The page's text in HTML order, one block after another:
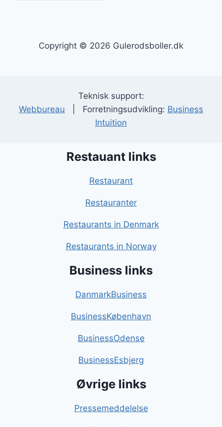
Copyright © 2026 Gulerodsboller.dk
Teknisk support:
Webbureau | Forretningsudvikling: Business
Intuition
Restauant links
Restaurant
Restauranter
Restaurants in Denmark
Restaurants in Norway
Business links
DanmarkBusiness
BusinessKøbenhavn
BusinessOdense
BusinessEsbjerg
Øvrige links
Pressemeddelelse